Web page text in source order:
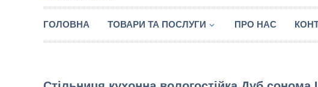
ГОЛОВНА ТОВАРИ ТА ПОСЛУГИ ПРО НАС